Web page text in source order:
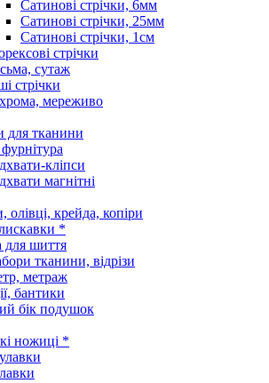
Сатинові стрічки, 6мм
Сатинові стрічки, 25мм
Сатинові стрічки, 1см
стрічки
сутаж
стрічки
мереживо
для тканини
кліпси
магнітні
олівці, крейда, копіри
*
для шиття
тканини, відрізи
метраж
бантики
бік подушок
ножиці *